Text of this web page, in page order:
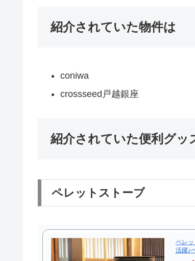
紹介されていた物件は
coniwa
crossseed戸越銀座
紹介されていた便利グッ
ペレットストーブ
ペレ
活躍♪